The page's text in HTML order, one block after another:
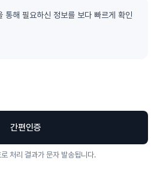
통해 필요하신 정보를 보다 빠르게 확인
간편인증
처리 결과가 문자 발송됩니다.